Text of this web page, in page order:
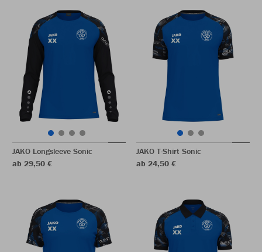
JAKO Longsleeve Sonic
ab 29,50 €
JAKO T-Shirt Sonic
ab 24,50 €